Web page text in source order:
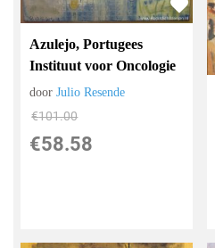
Azulejo, Portugees
Instituut voor Oncologie
doorJulio Resende
€101.00
€58.58